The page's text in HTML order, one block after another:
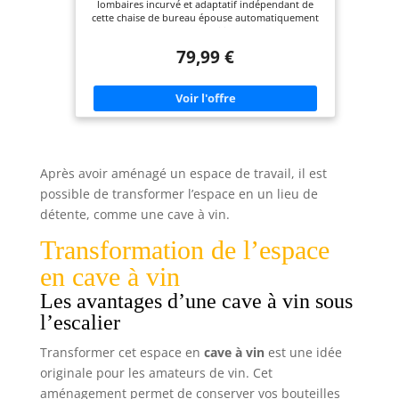
d'utilisation détaillé, une personne peut terminer
l'installation en seulement 15 minutes !
à Domicile, Noir d’Encre OBN041B01
lombaires incurvé et adaptatif indépendant de
cette chaise de bureau épouse automatiquement
fournit un soutien continu Matériaux de qualité :
couche est respirant, robuste et durable ; le
coussin d’assise doté d’un rembourrage en
mousse de 8 cm d’épaisseur soulage vos hanches
Dossier et appui-tête réglables : Activez la fonction
s’adapte à la taille de l’utilisateur Accoudoirs bien
pensés : Les accoudoirs relevables à 90°
permettent de glisser le fauteuil sous le bureau ; le
rembourrage doux offre un soutien optimal à vos
et aux pièces numérotées, une seule personne
suffit pour monter cette chaise ergonomique en
seulement 15 à 30 minutes, afin de profiter
rapidement de son confort
79,99 €
Après avoir aménagé un espace de travail, il est
possible de transformer l’espace en un lieu de
détente, comme une cave à vin.
Transformation de l’espace
en cave à vin
Les avantages d’une cave à vin sous
l’escalier
Transformer cet espace en cave à vinest une idée
originale pour les amateurs de vin. Cet
aménagement permet de conserver vos bouteilles